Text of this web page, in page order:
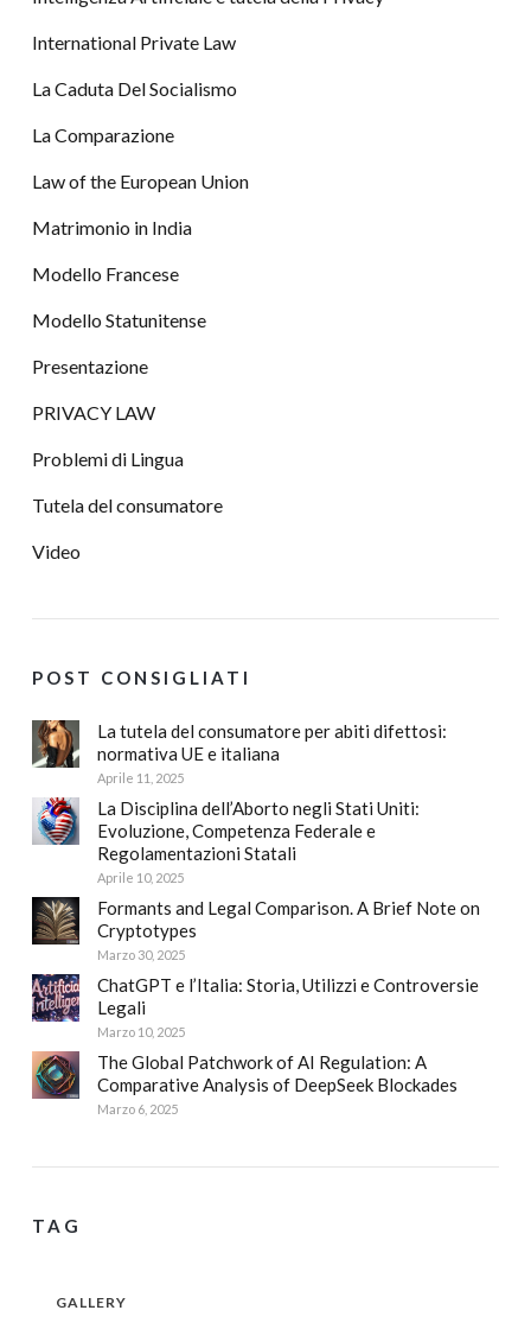
International Private Law
La Caduta Del Socialismo
La Comparazione
Law of the European Union
Matrimonio in India
Modello Francese
Modello Statunitense
Presentazione
PRIVACY LAW
Problemi di Lingua
Tutela del consumatore
Video
POST CONSIGLIATI
La tutela del consumatore per abiti difettosi:
normativa UE e italiana
Aprile 11, 2025
La Disciplina dell’Aborto negli Stati Uniti:
Evoluzione, Competenza Federale e
Regolamentazioni Statali
Aprile 10, 2025
Formants and Legal Comparison. A Brief Note on
Cryptotypes
Marzo 30, 2025
ChatGPT e l’Italia: Storia, Utilizzi e Controversie
Legali
Marzo 10, 2025
The Global Patchwork of AI Regulation: A
Comparative Analysis of DeepSeek Blockades
Marzo 6, 2025
TAG
GALLERY